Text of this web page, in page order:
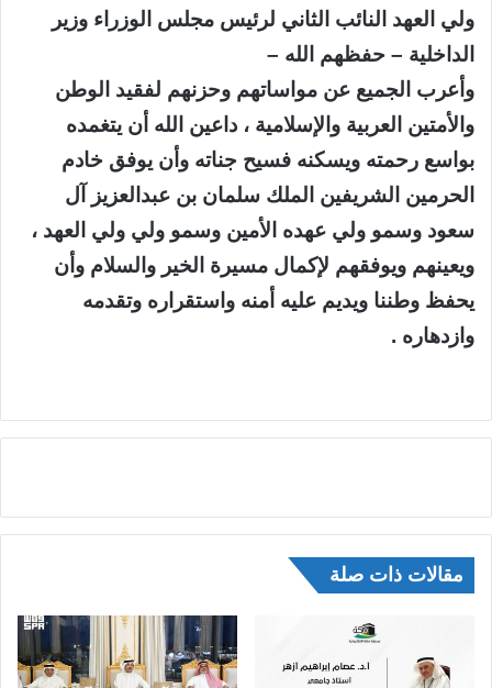
ولي العهد النائب الثاني لرئيس مجلس الوزراء وزير
الداخلية – حفظهم الله –
وأعرب الجميع عن مواساتهم وحزنهم لفقيد الوطن
والأمتين العربية والإسلامية ، داعين الله أن يتغمده
بواسع رحمته ويسكنه فسيح جناته وأن يوفق خادم
الحرمين الشريفين الملك سلمان بن عبدالعزيز آل
سعود وسمو ولي عهده الأمين وسمو ولي ولي العهد ،
ويعينهم ويوفقهم لإكمال مسيرة الخير والسلام وأن
يحفظ وطننا ويديم عليه أمنه واستقراره وتقدمه
وازدهاره .
مقالات ذات صلة